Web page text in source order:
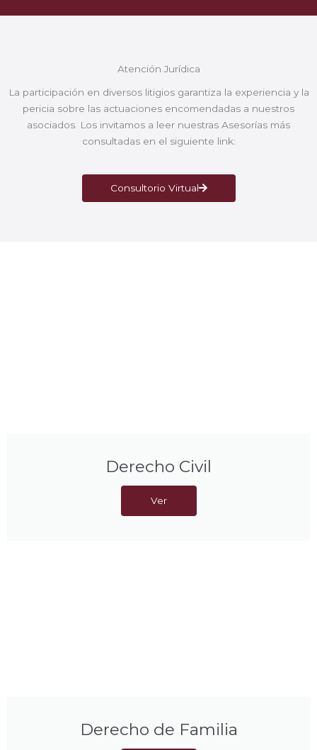
Atención Jurídica
La participación en diversos litigios garantiza la experiencia y la
pericia sobre las actuaciones encomendadas a nuestros
asociados. Los invitamos a leer nuestras Asesorías más
consultadas en el siguiente link:
Consultorio Virtual
Derecho Civil
Ver
Derecho de Familia